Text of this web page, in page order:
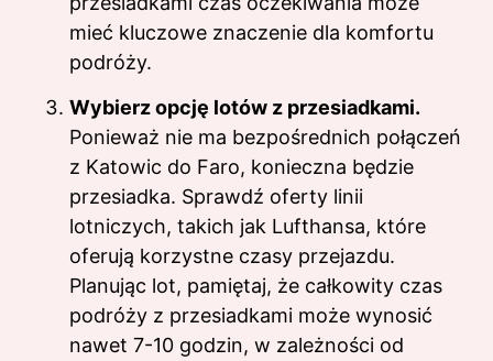
mieć kluczowe znaczenie dla komfortu
podróży.
Wybierz opcję lotów z przesiadkami.
Ponieważ nie ma bezpośrednich połączeń
z Katowic do Faro, konieczna będzie
przesiadka. Sprawdź oferty linii
lotniczych, takich jak Lufthansa, które
oferują korzystne czasy przejazdu.
Planując lot, pamiętaj, że całkowity czas
podróży z przesiadkami może wynosić
nawet 7-10 godzin, w zależności od